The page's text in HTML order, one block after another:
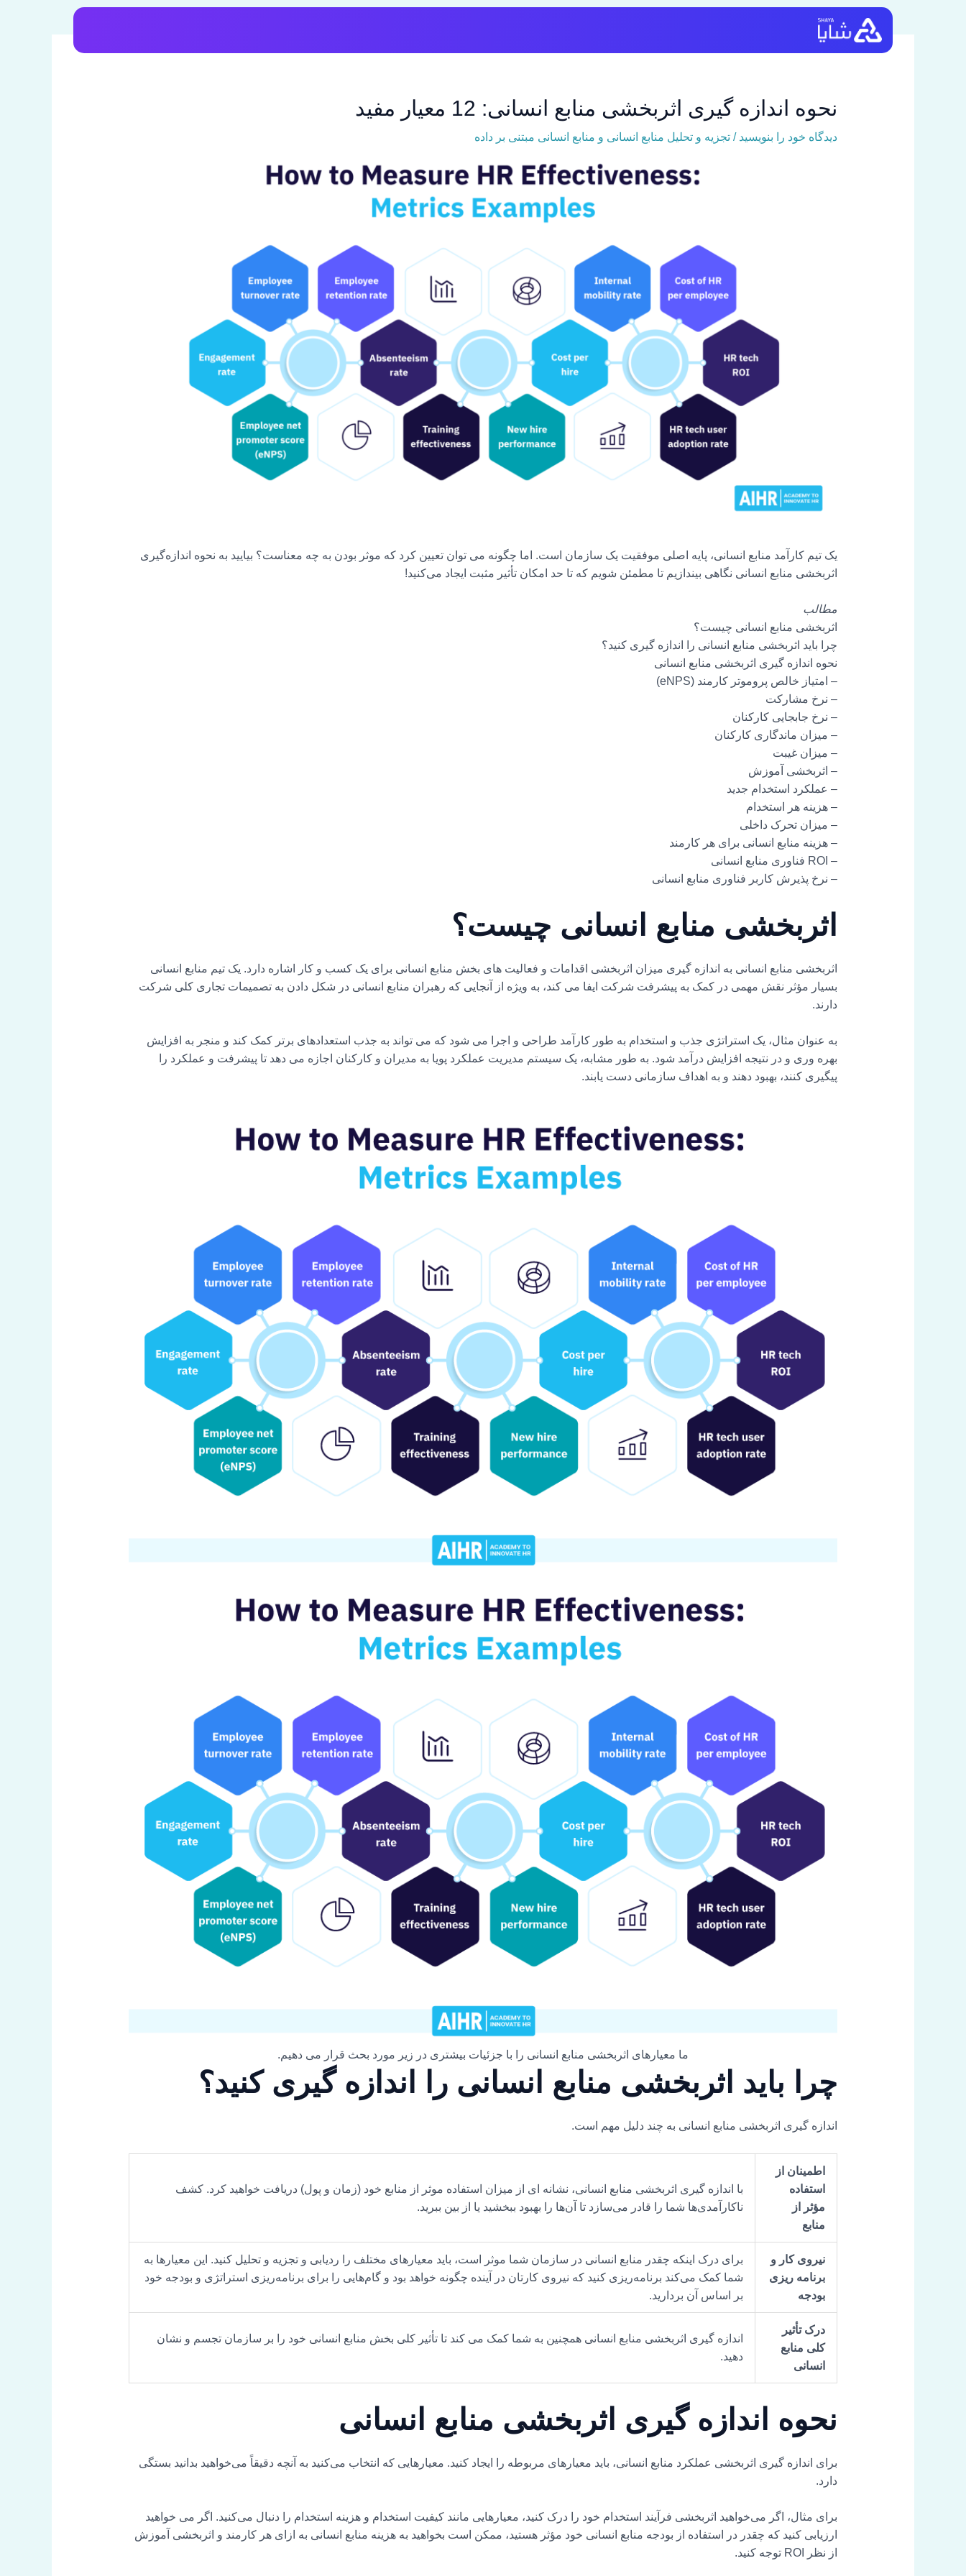
نحوه اندازه گیری اثربخشی منابع انسانی: 12 معیار مفید
دیدگاه‌ خود را بنویسید / تجزیه و تحلیل منابع انسانی و منابع انسانی مبتنی بر داده
یک تیم کارآمد منابع انسانی، پایه اصلی موفقیت یک سازمان است. اما چگونه می توان تعیین کرد که موثر بودن به چه معناست؟ بیایید به نحوه اندازه‌گیری
اثربخشی منابع انسانی نگاهی بیندازیم تا مطمئن شویم که تا حد امکان تأثیر مثبت ایجاد می‌کنید!
مطالب
اثربخشی منابع انسانی چیست؟
چرا باید اثربخشی منابع انسانی را اندازه گیری کنید؟
نحوه اندازه گیری اثربخشی منابع انسانی
– امتیاز خالص پروموتر کارمند (eNPS)
– نرخ مشارکت
– نرخ جابجایی کارکنان
– میزان ماندگاری کارکنان
– میزان غیبت
– اثربخشی آموزش
– عملکرد استخدام جدید
– هزینه هر استخدام
– میزان تحرک داخلی
– هزینه منابع انسانی برای هر کارمند
– ROI فناوری منابع انسانی
– نرخ پذیرش کاربر فناوری منابع انسانی
اثربخشی منابع انسانی چیست؟
اثربخشی منابع انسانی به اندازه گیری میزان اثربخشی اقدامات و فعالیت های بخش منابع انسانی برای یک کسب و کار اشاره دارد. یک تیم منابع انسانی
بسیار مؤثر نقش مهمی در کمک به پیشرفت شرکت ایفا می کند، به ویژه از آنجایی که رهبران منابع انسانی در شکل دادن به تصمیمات تجاری کلی شرکت
دارند.
به عنوان مثال، یک استراتژی جذب و استخدام به طور کارآمد طراحی و اجرا می شود که می تواند به جذب استعدادهای برتر کمک کند و منجر به افزایش
بهره وری و در نتیجه افزایش درآمد شود. به طور مشابه، یک سیستم مدیریت عملکرد پویا به مدیران و کارکنان اجازه می دهد تا پیشرفت و عملکرد را
پیگیری کنند، بهبود دهند و به اهداف سازمانی دست یابند.
ما معیارهای اثربخشی منابع انسانی را با جزئیات بیشتری در زیر مورد بحث قرار می دهیم.
چرا باید اثربخشی منابع انسانی را اندازه گیری کنید؟
اندازه گیری اثربخشی منابع انسانی به چند دلیل مهم است.
اطمینان از
استفاده
مؤثر از
منابع
با اندازه گیری اثربخشی منابع انسانی، نشانه ای از میزان استفاده موثر از منابع خود (زمان و پول) دریافت خواهید کرد. کشف
ناکارآمدی‌ها شما را قادر می‌سازد تا آن‌ها را بهبود ببخشید یا از بین ببرید.
نیروی کار و
برنامه ریزی
بودجه
برای درک اینکه چقدر منابع انسانی در سازمان شما موثر است، باید معیارهای مختلف را ردیابی و تجزیه و تحلیل کنید. این معیارها به
شما کمک می‌کند برنامه‌ریزی کنید که نیروی کارتان در آینده چگونه خواهد بود و گام‌هایی را برای برنامه‌ریزی استراتژی و بودجه خود
بر اساس آن بردارید.
درک تأثیر
کلی منابع
انسانی
اندازه گیری اثربخشی منابع انسانی همچنین به شما کمک می کند تا تأثیر کلی بخش منابع انسانی خود را بر سازمان تجسم و نشان
دهید.
نحوه اندازه گیری اثربخشی منابع انسانی
برای اندازه گیری اثربخشی عملکرد منابع انسانی، باید معیارهای مربوطه را ایجاد کنید. معیارهایی که انتخاب می‌کنید به آنچه دقیقاً می‌خواهید بدانید بستگی
دارد.
برای مثال، اگر می‌خواهید اثربخشی فرآیند استخدام خود را درک کنید، معیارهایی مانند کیفیت استخدام و هزینه استخدام را دنبال می‌کنید. اگر می خواهید
ارزیابی کنید که چقدر در استفاده از بودجه منابع انسانی خود مؤثر هستید، ممکن است بخواهید به هزینه منابع انسانی به ازای هر کارمند و اثربخشی آموزش
از نظر ROI توجه کنید.